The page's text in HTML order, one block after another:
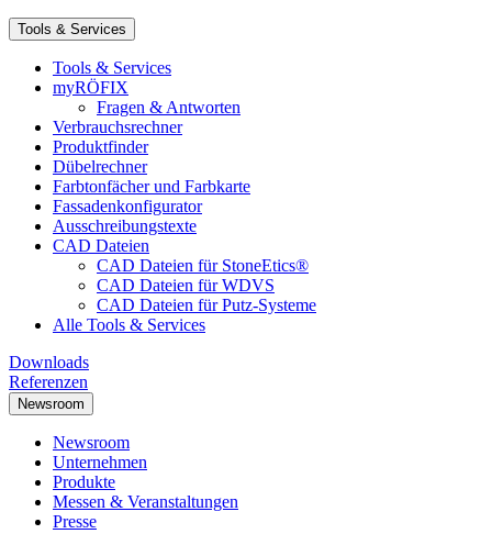
Tools & Services
Tools & Services
myRÖFIX
Fragen & Antworten
Verbrauchsrechner
Produktfinder
Dübelrechner
Farbtonfächer und Farbkarte
Fassadenkonfigurator
Ausschreibungstexte
CAD Dateien
CAD Dateien für StoneEtics®
CAD Dateien für WDVS
CAD Dateien für Putz-Systeme
Alle Tools & Services
Downloads
Referenzen
Newsroom
Newsroom
Unternehmen
Produkte
Messen & Veranstaltungen
Presse